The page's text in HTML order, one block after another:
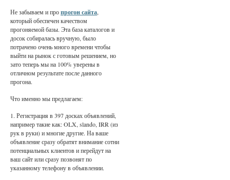
Не забываем и пропрогон сайта,
который обеспечен качеством
прогоняемой базы. Эта база каталогов и
досок собиралась вручную, было
потрачено очень много времени чтобы
выйти на рынок с готовым решением, но
зато теперь мы на 100% уверены в
отличном результате после данного
прогона.
Что именно мы предлагаем:
1. Регистрация в 397 досках объявлений,
например такие как: OLX, slando, IRR (из
рук в руки) и многие другие. На ваше
объявление сразу обратят внимание сотни
потенциальных клиентов и перейдут на
ваш сайт или сразу позвонят по
указанному телефону в объявлении.